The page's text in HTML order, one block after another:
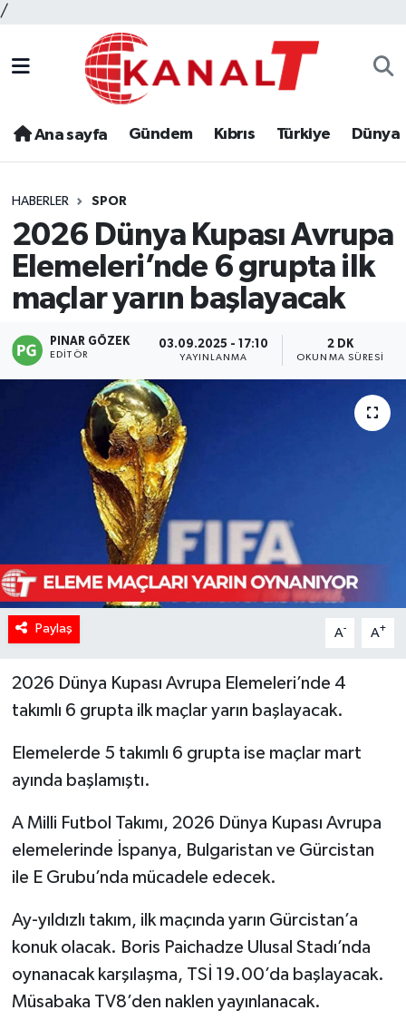
/
Ana sayfa Gündem Kıbrıs Türkiye Dünya
HABERLER SPOR
2026 Dünya Kupası Avrupa
Elemeleri’nde 6 grupta ilk
maçlar yarın başlayacak
PINAR GÖZEK
EDITÖR
03.09.2025 - 17:10
YAYINLANMA
2 DK
OKUNMA SÜRESI
Paylaş A- A+
2026 Dünya Kupası Avrupa Elemeleri’nde 4
takımlı 6 grupta ilk maçlar yarın başlayacak.
Elemelerde 5 takımlı 6 grupta ise maçlar mart
ayında başlamıştı.
A Milli Futbol Takımı, 2026 Dünya Kupası Avrupa
elemelerinde İspanya, Bulgaristan ve Gürcistan
ile E Grubu’nda mücadele edecek.
Ay-yıldızlı takım, ilk maçında yarın Gürcistan’a
konuk olacak. Boris Paichadze Ulusal Stadı’nda
oynanacak karşılaşma, TSİ 19.00’da başlayacak.
Müsabaka TV8’den naklen yayınlanacak.